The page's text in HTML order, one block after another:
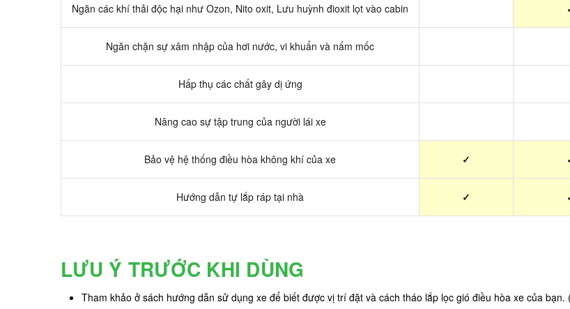
Ngăn các khí thải độc hại như Ozon, Nito oxit, Lưu huỳnh đioxit lọt vào cabin
Ngăn chặn sự xâm nhập của hơi nước, vi khuẩn và nấm mốc
Hấp thụ các chất gây dị ứng
Nâng cao sự tập trung của người lái xe
Bảo vệ hệ thống điều hòa không khí của xe ✓
Hướng dẫn tự lắp ráp tại nhà ✓
LƯU Ý TRƯỚC KHI DÙNG
Tham khảo ở sách hướng dẫn sử dụng xe để biết được vị trí đặt và cách tháo lắp lọc gió điều hòa xe của